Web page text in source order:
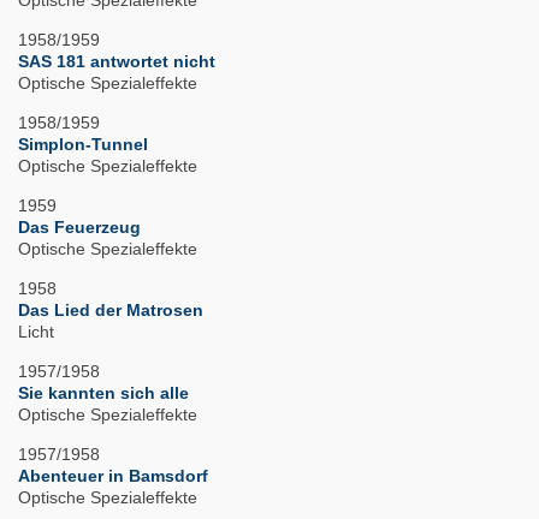
1958/1959
SAS 181 antwortet nicht
Optische Spezialeffekte
1958/1959
Simplon-Tunnel
Optische Spezialeffekte
1959
Das Feuerzeug
Optische Spezialeffekte
1958
Das Lied der Matrosen
Licht
1957/1958
Sie kannten sich alle
Optische Spezialeffekte
1957/1958
Abenteuer in Bamsdorf
Optische Spezialeffekte